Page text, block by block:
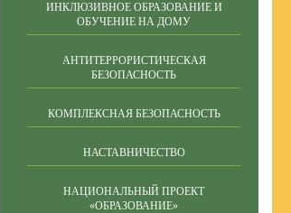
ИНКЛЮЗИВНОЕ ОБРАЗОВАНИЕ И
ОБУЧЕНИЕ НА ДОМУ
АНТИТЕРРОРИСТИЧЕСКАЯ
БЕЗОПАСНОСТЬ
КОМПЛЕКСНАЯ БЕЗОПАСНОСТЬ
НАСТАВНИЧЕСТВО
НАЦИОНАЛЬНЫЙ ПРОЕКТ
«ОБРАЗОВАНИЕ»